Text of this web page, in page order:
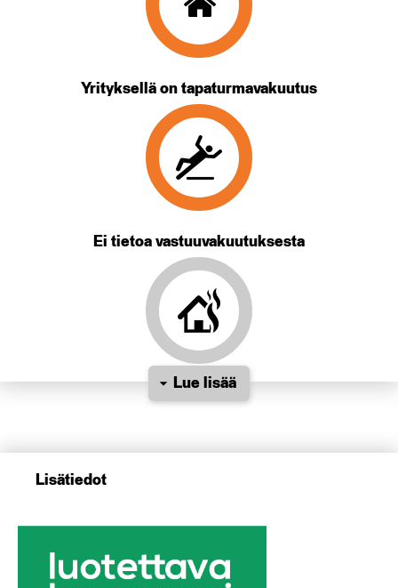
Yrityksellä on tapaturmavakuutus
Ei tietoa vastuuvakuutuksesta
Lue lisää
Lisätiedot